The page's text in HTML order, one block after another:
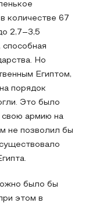
количестве 67
2,7–3,5
Но
Египтом,
порядок
Это было
свою армию на
не позволил бы
было бы
этом в